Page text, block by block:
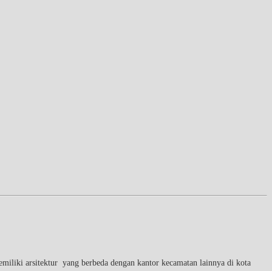
arsitektur yang berbeda dengan kantor kecamatan lainnya di kota